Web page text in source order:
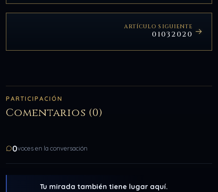
ARTÍCULO SIGUIENTE
01032020
PARTICIPACIÓN
Comentarios (0)
0voces en la conversación
Tu mirada también tiene lugar aquí.